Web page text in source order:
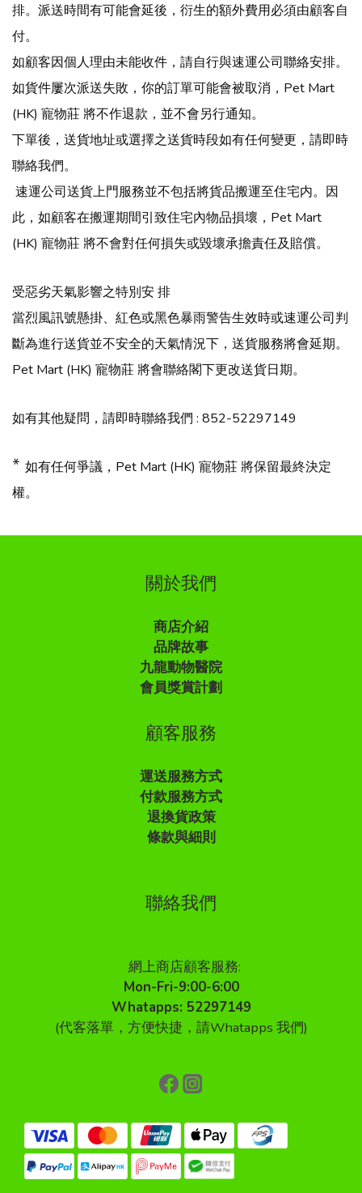
排。派送時間有可能會延後，衍生的額外費用必須由顧客自
付。
如顧客因個人理由未能收件，請自行與速運公司聯絡安排。
如貨件屢次派送失敗，你的訂單可能會被取消，Pet Mart
(HK) 寵物莊 將不作退款，並不會另行通知。
下單後，送貨地址或選擇之送貨時段如有任何變更，請即時
聯絡我們。
速運公司送貨上門服務並不包括將貨品搬運至住宅内。因
此，如顧客在搬運期間引致住宅內物品損壞，Pet Mart
(HK) 寵物莊 將不會對任何損失或毀壞承擔責任及賠償。
受惡劣天氣影響之特別安排
當烈風訊號懸掛、紅色或黑色暴雨警告生效時或速運公司判
斷為進行送貨並不安全的天氣情況下，送貨服務將會延期。
Pet Mart (HK) 寵物莊 將會聯絡閣下更改送貨日期。
如有其他疑問，請即時聯絡我們 : 852-52297149
* 如有任何爭議， Pet Mart (HK) 寵物莊將保留最終決定
權。
關於我們
商店介紹
品牌故事
九龍動物醫院
會員獎賞計劃
顧客服務
運送服務方式
付款服務方式
退換貨政策
條款與細則
聯絡我們
網上商店顧客服務:
Mon-Fri-9:00-6:00
Whatapps: 52297149
(代客落單，方便快捷，請Whatapps 我們)